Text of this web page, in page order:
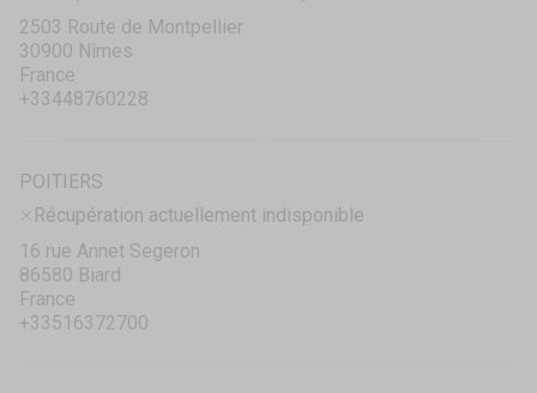
2503 Route de Montpellier
30900 Nîmes
France
+33448760228
POITIERS
Récupération actuellement indisponible
16 rue Annet Segeron
86580 Biard
France
+33516372700